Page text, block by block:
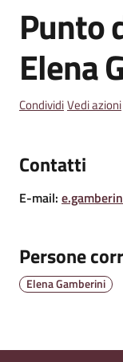
Novità
Servizi
Trasparente
Salta al contenuto
Punto
Elena
CondividiVedi azioni
Contatti
E-mail:
Persone
Elena Gamberini